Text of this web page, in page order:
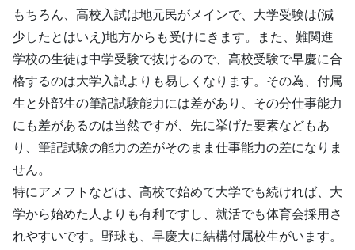
もちろん、高校入試は地元民がメインで、大学受験は(減
少したとはいえ)地方からも受けにきます。また、難関進
学校の生徒は中学受験で抜けるので、高校受験で早慶に合
格するのは大学入試よりも易しくなります。その為、付属
生と外部生の筆記試験能力には差があり、その分仕事能力
にも差があるのは当然ですが、先に挙げた要素などもあ
り、筆記試験の能力の差がそのまま仕事能力の差になりま
せん。
特にアメフトなどは、高校で始めて大学でも続ければ、大
学から始めた人よりも有利ですし、就活でも体育会採用さ
れやすいです。野球も、早慶大に結構付属校生がいます。